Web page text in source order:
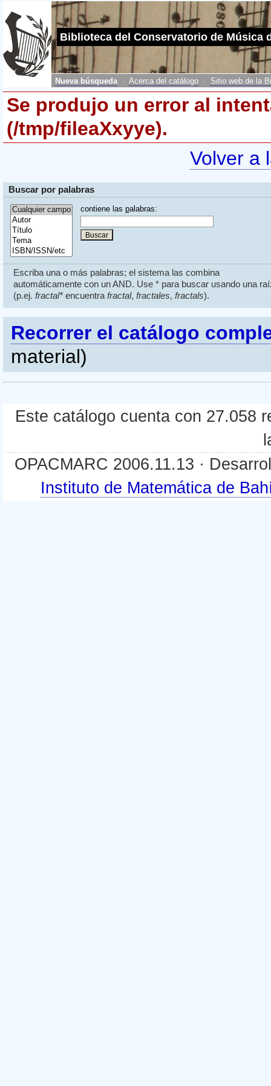
Biblioteca del Conservatorio de Música
Nueva búsqueda ·Acerca del catálogo · Sitio web de la
Se produjo un error al
(/tmp/fileaXxyye).
Volver a
Buscar por palabras
contiene las palabras:
Escriba una o más palabras; el sistema las combina
automáticamente con un AND. Use * para buscar usando una
(p.ej. fractal*encuentra fractal, fractales, fractals).
Recorrer el catálogo
material)
Este catálogo cuenta con 27.058
OPACMARC 2006.11.13 ·
Instituto de Matemática de